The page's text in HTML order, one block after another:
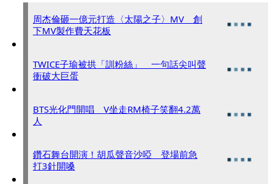
周杰倫砸一億元打造〈太陽之子〉MV 創
下MV製作費天花板
TWICE子瑜被拱「訓粉絲」 一句話尖叫聲
衝破大巨蛋
BTS光化門開唱 V坐走RM椅子笑翻4.2萬
人
鑽石舞台開演！胡瓜聲音沙啞 登場前急
打3針開嗓